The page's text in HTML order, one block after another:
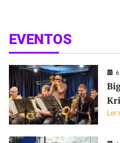
EVENTOS
Ler